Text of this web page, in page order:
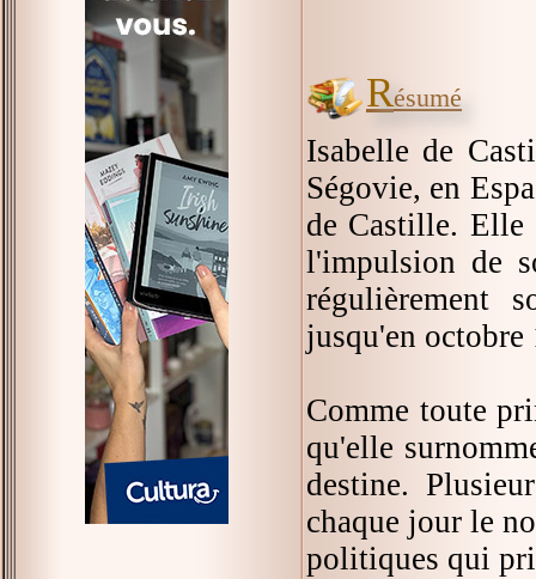
Résumé
Isabelle de
Ségovie, en
de Castille. Elle
l'impulsion de
régulièrement
jusqu'en octobre
Comme toute
qu'elle
destine.
chaque jour le
politiques qui